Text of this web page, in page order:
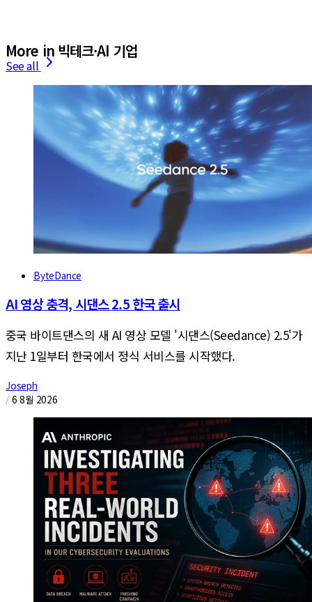
More in 빅테크·AI 기업
See all
ByteDance
AI 영상 충격, 시댄스 2.5 한국 출시
중국 바이트댄스의 새 AI 영상 모델 '시댄스(Seedance) 2.5'가
지난 1일부터 한국에서 정식 서비스를 시작했다.
Joseph
/ 6 8월 2026